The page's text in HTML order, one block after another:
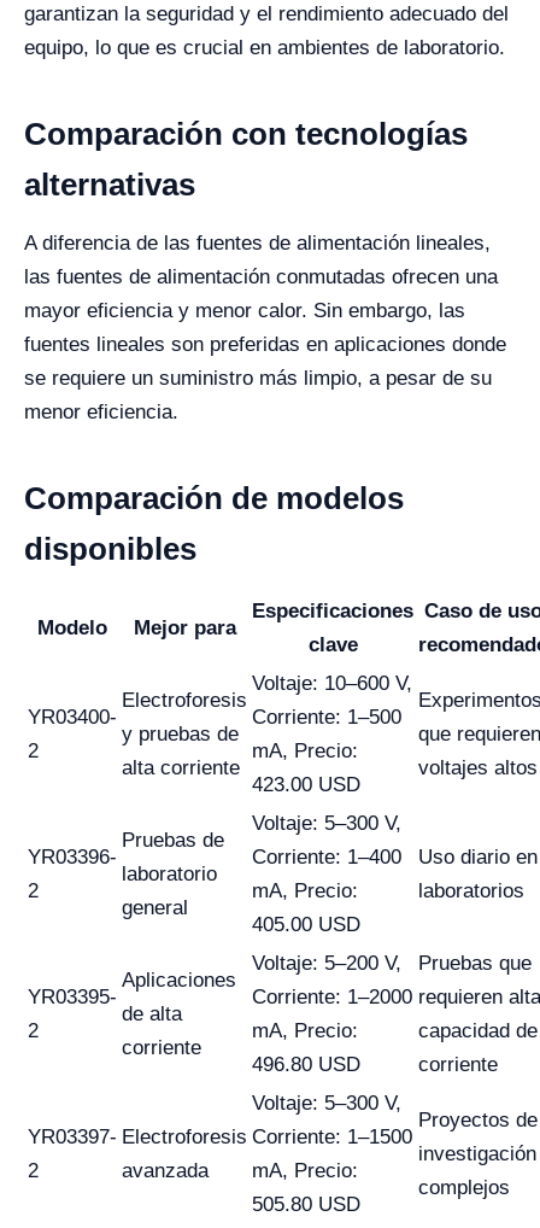
garantizan la seguridad y el rendimiento adecuado del
equipo, lo que es crucial en ambientes de laboratorio.
Comparación con tecnologías
alternativas
A diferencia de las fuentes de alimentación lineales,
las fuentes de alimentación conmutadas ofrecen una
mayor eficiencia y menor calor. Sin embargo, las
fuentes lineales son preferidas en aplicaciones donde
se requiere un suministro más limpio, a pesar de su
menor eficiencia.
Comparación de modelos
disponibles
Modelo Mejor para
Especificaciones
clave
Caso de
YR03400-
2
Electroforesis
y pruebas de
alta corriente
Voltaje: 10–600 V,
Corriente: 1–500
mA, Precio:
423.00 USD
que requieren
voltajes altos
YR03396-
2
Pruebas de
laboratorio
general
Voltaje: 5–300 V,
Corriente: 1–400
mA, Precio:
405.00 USD
Uso diario en
laboratorios
YR03395-
2
Aplicaciones
de alta
corriente
Voltaje: 5–200 V,
Corriente: 1–2000
mA, Precio:
496.80 USD
Pruebas que
requieren alta
capacidad de
corriente
YR03397-
2
Electroforesis
avanzada
Voltaje: 5–300 V,
Corriente: 1–1500
mA, Precio:
505.80 USD
Proyectos de
investigación
complejos